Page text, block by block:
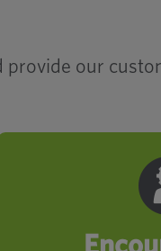
our
Aide à
la gestion